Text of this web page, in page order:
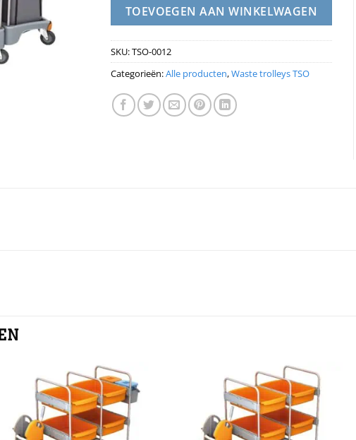
TOEVOEGEN AAN WINKELWAGEN
SKU:TSO-0012
Categorieën:Alle producten,Waste trolleys TSO